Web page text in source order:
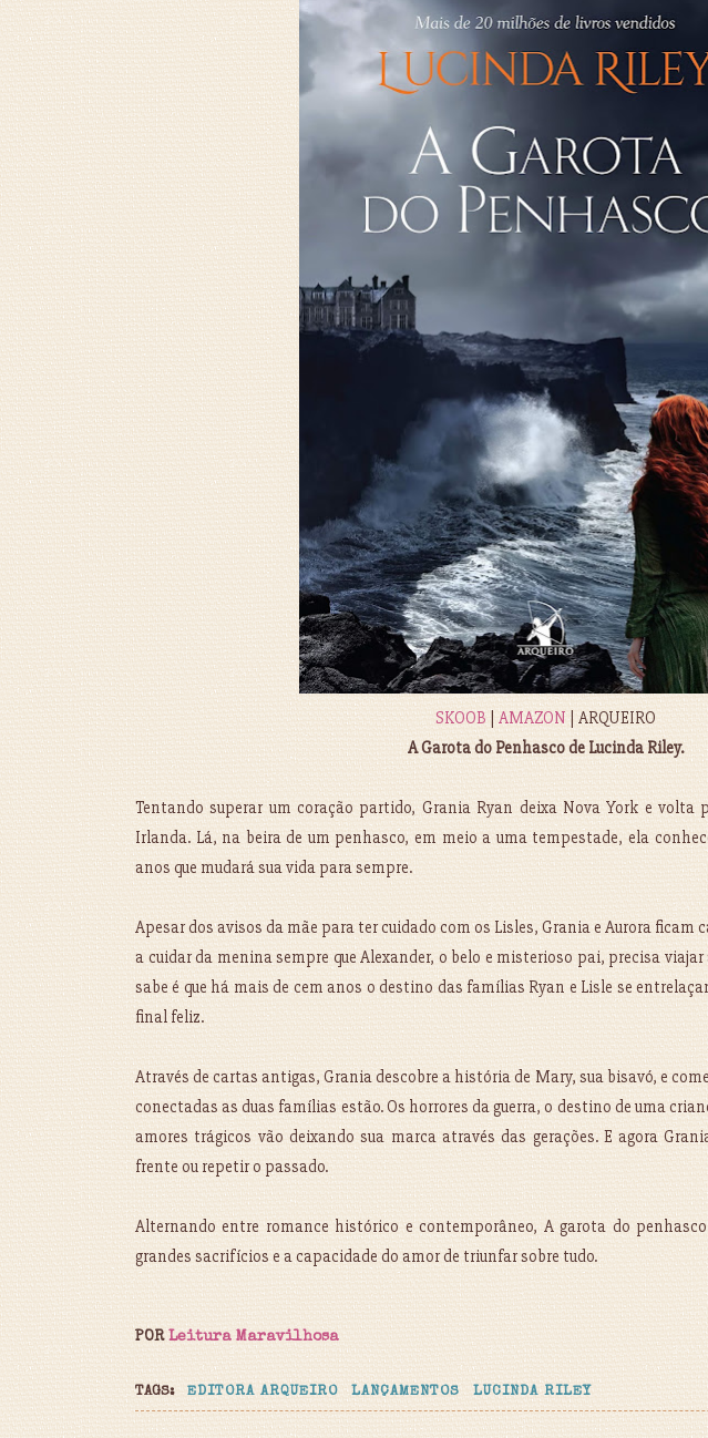
SKOOB|AMAZON| ARQUEIRO
A Garota do Penhasco de Lucinda Riley.
Tentando superar um coração partido, Grania Ryan deixa Nova York e volta
Irlanda. Lá, na beira de um penhasco, em meio a uma tempestade, ela
anos que mudará sua vida para sempre.
Apesar dos avisos da mãe para ter cuidado com os Lisles, Grania e Aurora ficam
a cuidar da menina sempre que Alexander, o belo e misterioso pai, precisa
sabe é que há mais de cem anos o destino das famílias Ryan e Lisle se
final feliz.
Através de cartas antigas, Grania descobre a história de Mary, sua bisavó, e
conectadas as duas famílias estão. Os horrores da guerra, o destino de uma
amores trágicos vão deixando sua marca através das gerações. E agora
frente ou repetir o passado.
Alternando entre romance histórico e contemporâneo, A garota do
grandes sacrifícios e a capacidade do amor de triunfar sobre tudo.
PORLeitura Maravilhosa
TAGS: EDITORA ARQUEIRO LANÇAMENTOS LUCINDA RILEY